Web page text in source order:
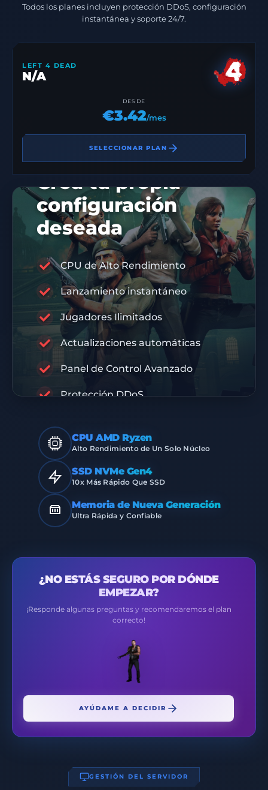
Todos los planes incluyen protección DDoS, configuración
instantánea y soporte 24/7.
LEFT 4 DEAD
N/A
DESDE
€3.42/mes
SELECCIONAR PLAN
Crea tu propia
configuración
deseada
CPU de Alto Rendimiento
Lanzamiento instantáneo
Jugadores Ilimitados
Actualizaciones automáticas
Panel de Control Avanzado
Protección DDoS
CÓDIGO DE DESCUENTO 10%
DIS10
RABISU
INFRAESTRUCTURA PREMIUM
CPU AMD Ryzen
Alto Rendimiento de Un Solo Núcleo
SSD NVMe Gen4
10x Más Rápido Que SSD
Memoria de Nueva Generación
Ultra Rápida y Confiable
¿NO ESTÁS SEGURO POR DÓNDE
EMPEZAR?
¡Responde algunas preguntas y recomendaremos el plan
correcto!
AYÚDAME A DECIDIR
GESTIÓN DEL SERVIDOR